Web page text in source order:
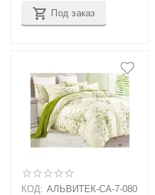
Под заказ
КОД: АЛЬВИТЕК-CA-7-080